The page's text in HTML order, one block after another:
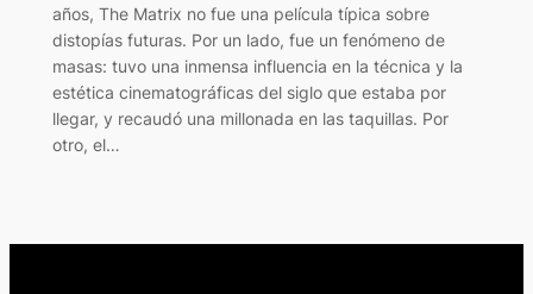
años, The Matrix no fue una película típica sobre
distopías futuras. Por un lado, fue un fenómeno de
masas: tuvo una inmensa influencia en la técnica y la
estética cinematográficas del siglo que estaba por
llegar, y recaudó una millonada en las taquillas. Por
otro, el…